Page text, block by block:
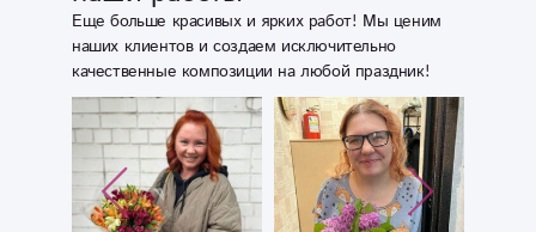
Еще больше красивых и ярких работ! Мы ценим
наших клиентов и создаем исключительно
качественные композиции на любой праздник!